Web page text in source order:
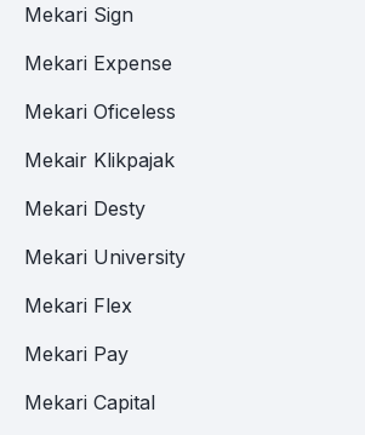
Mekari Sign
Mekari Expense
Mekari Oficeless
Mekair Klikpajak
Mekari Desty
Mekari University
Mekari Flex
Mekari Pay
Mekari Capital